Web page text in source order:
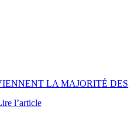
LA MAJORITÉ DES
l’article